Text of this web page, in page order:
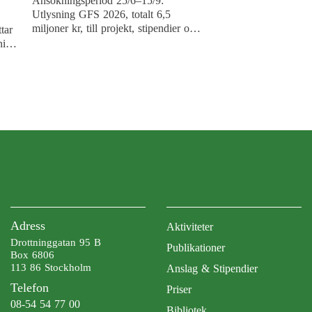
Utlysning GFS 2026, totalt 6,5
miljoner kr, till projekt, stipendier och
Adress
Drottninggatan 95 B
Box 6806
113 86 Stockholm
Telefon
08-54 54 77 00
Aktiviteter
Publikationer
Anslag & Stipendier
Priser